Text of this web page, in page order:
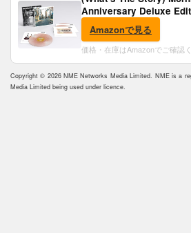
Anniversary Deluxe
Vinyl) [Analog]
Amazonで見る
価格・在庫はAmazonでご確認
Copyright © 2026 NME Networks Media Limited. NME is a
Media Limited being used under licence.